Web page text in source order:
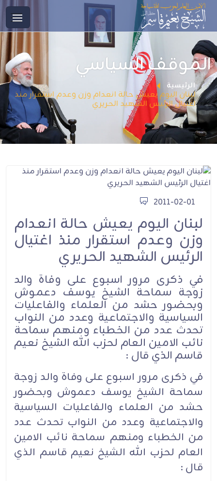
الموقف السياسي
الرئيسية
لبنان اليوم يعيش حالة انعدام وزن وعدم استقرار منذ
اغتيال الرئيس الشهيد الحريري
2011-02-01
لبنان اليوم يعيش حالة انعدام
وزن وعدم استقرار منذ اغتيال
الرئيس الشهيد الحريري
في ذكرى مرور اسبوع على وفاة والد
زوجة سماحة الشيخ يوسف دعموش
وبحضور حشد من العلماء والفاعليات
السياسية والاجتماعية وعدد من النواب
تحدث عدد من الخطباء ومنهم سماحة
نائب الامين العام لحزب الله الشيخ نعيم
قاسم الذي قال :
في ذكرى مرور اسبوع على وفاة والد زوجة
سماحة الشيخ يوسف دعموش وبحضور
حشد من العلماء والفاعليات السياسية
والاجتماعية وعدد من النواب تحدث عدد
من الخطباء ومنهم سماحة نائب الامين
العام لحزب الله الشيخ نعيم قاسم الذي
قال :